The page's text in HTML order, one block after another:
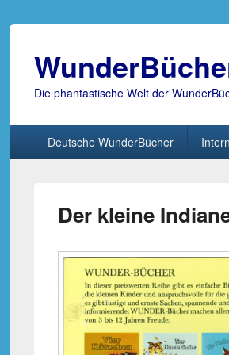
Die phantastische Welt der
Deutsche WunderBücher
Der kleine